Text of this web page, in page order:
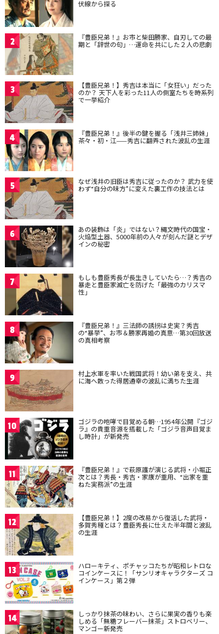
伏線から探る
2 『豊臣兄弟！』お市と柴田勝家、自刃しての最
期と「辞世の句」…運命を共にした２人の悲劇
3 【豊臣兄弟！】秀吉は本当に「女狂い」だった
のか？ 天下人を彩った11人の側室たちを時系列
で一挙紹介
4 『豊臣兄弟！』後半の鍵を握る「浅井三姉妹」
茶々・初・江——秀吉に翻弄された波乱の生涯
5 なぜ浅井の旧臣は秀吉に従ったのか？ 武力を使
わず“自分の味方”に変えた裏工作の技法とは
6 あの装飾は「炎」ではない？縄文時代の国宝・
火焔型土器、5000年前の人々が刻んだ謎とデザ
インの秘密
7 もしも豊臣秀長が長生きしていたら…？秀吉の
暴走と豊臣家滅亡を防げた「最強のカリスマ
性」
8 『豊臣兄弟！』三法師の誘拐は史実？秀吉
の“暴挙”、お市＆勝家再婚の真意…第30回放送
の真相考察
9 村上水軍を率いた戦国武将！幼い弟を支え、共
に海へ散った得居通幸の波乱に満ちた生涯
10 ゴジラの咆哮で目覚める朝…1954年公開『ゴジ
ラ』の貴重音源を搭載した「ゴジラ音声目覚ま
し時計」が新発売
11 『豊臣兄弟！』で萩原護が演じる武将・小堀正
次とは？秀長・秀吉・家康が重用、“出家を重
ねた実務派”の生涯
12 【豊臣兄弟！】2度の改易から復活した武将・
多賀秀種とは？豊臣秀長に仕えた半年間と波乱
の生涯
13 ハローキティ、ポチャッコたちが昭和レトロな
コインケースに！「サンリオキャラクターズ コ
インケース」第２弾
14 しっかり抹茶の味わい、さらに果実の香りも楽
しめる「無糖フレーバー抹茶」ストロベリー、
マンゴー新発売